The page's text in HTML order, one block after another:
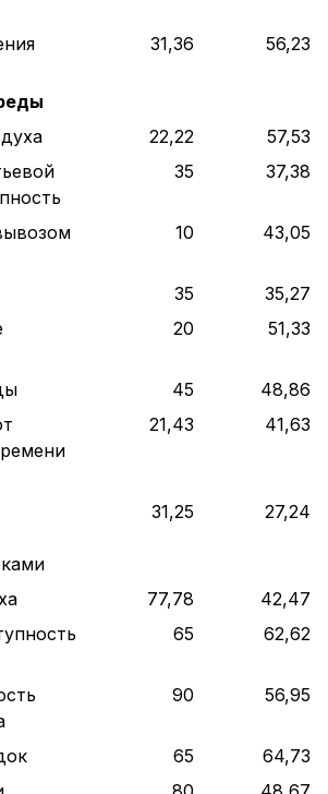
31,36
56,23
22,22
57,53
35 37,38
10 43,05
35
35,27
20 51,33
45
48,86
21,43 41,63
31,25 27,24
77,78
42,47
65 62,62
90 56,95
65
64,73